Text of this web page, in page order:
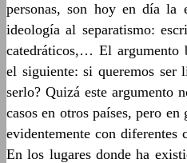
personas, son hoy en día
ideología al separatismo:
catedráticos,… El argumento
el siguiente: si queremos ser
serlo? Quizá este argumento
casos en otros países, pero
evidentemente con diferentes
En los lugares donde ha